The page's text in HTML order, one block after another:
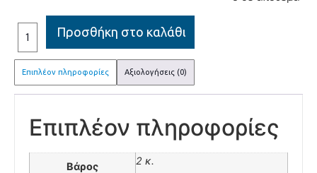
Προσθήκη στο καλάθι
Επιπλέον πληροφορίες Αξιολογήσεις (0)
Επιπλέον πληροφορίες
Βάρος 2 κ.